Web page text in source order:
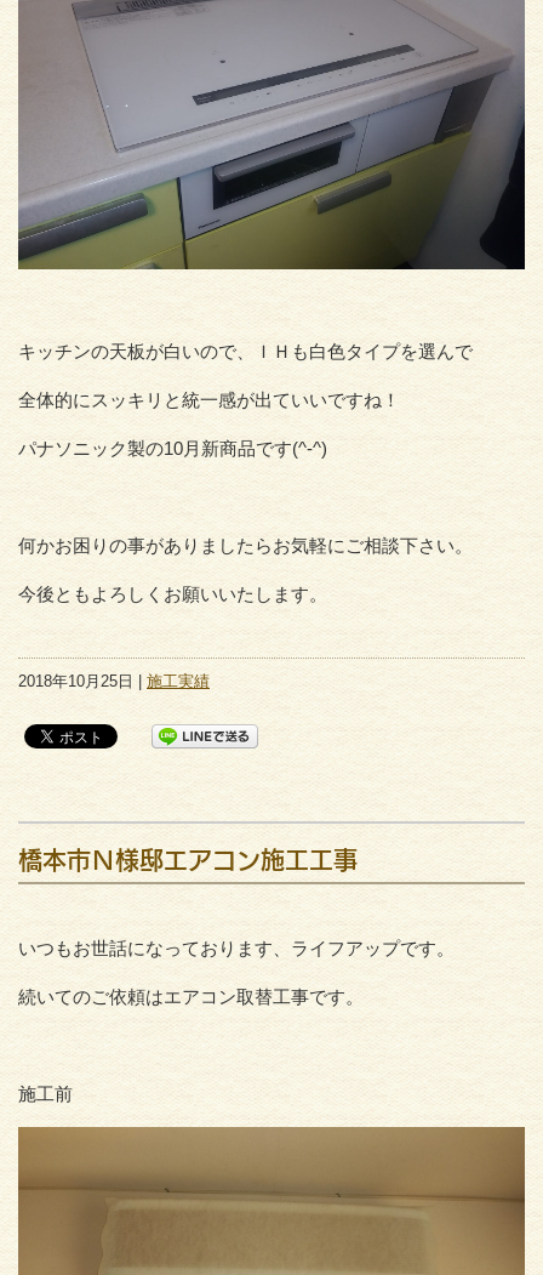
キッチンの天板が白いので、ＩＨも白色タイプを選んで
全体的にスッキリと統一感が出ていいですね！
パナソニック製の10月新商品です(^-^)
何かお困りの事がありましたらお気軽にご相談下さい。
今後ともよろしくお願いいたします。
2018年10月25日 | 施工実績
橋本市Ｎ様邸エアコン施工工事
いつもお世話になっております、ライフアップです。
続いてのご依頼はエアコン取替工事です。
施工前